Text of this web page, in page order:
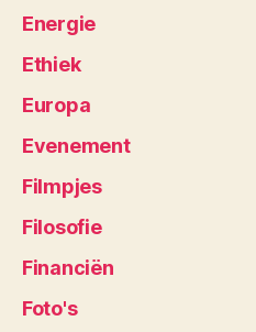
Energie
Ethiek
Europa
Evenement
Filmpjes
Filosofie
Financiën
Foto's